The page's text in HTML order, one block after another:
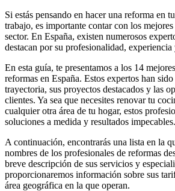
Si estás pensando en hacer una reforma en
trabajo, es importante contar con los
sector. En España, existen numerosos
destacan por su profesionalidad,
En esta guía, te presentamos a los 14
reformas en España. Estos expertos han
trayectoria, sus proyectos destacados y las
clientes. Ya sea que necesites renovar tu
cualquier otra área de tu hogar, estos
soluciones a medida y resultados impecables.
A continuación, encontrarás una lista en la
nombres de los profesionales de reformas
breve descripción de sus servicios y
proporcionaremos información sobre sus
área geográfica en la que operan.